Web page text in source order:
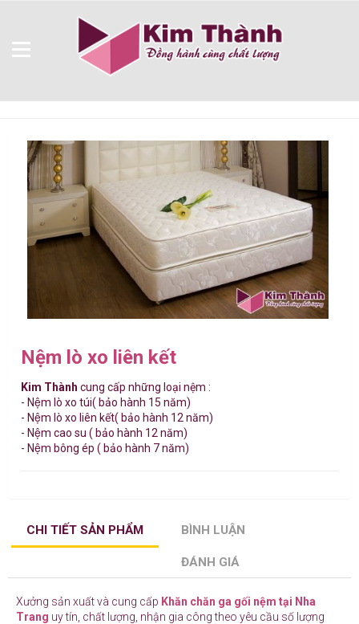
Nệm lò xo liên kết
Kim Thành cung cấp những loại nệm :
- Nệm lò xo túi( bảo hành 15 năm)
- Nệm lò xo liên kết( bảo hành 12 năm)
- Nệm cao su ( bảo hành 12 năm)
- Nệm bông ép ( bảo hành 7 năm)
CHI TIẾT SẢN PHẨM BÌNH LUẬN
ĐÁNH GIÁ
Xưởng sản xuất và cung cấp Khăn chăn ga gối nệm tại Nha
Trang uy tín, chất lượng, nhận gia công theo yêu cầu số lượng